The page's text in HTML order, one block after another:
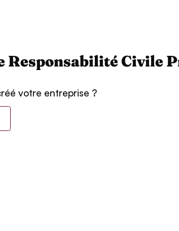
Responsabilité Civile
votre entreprise ?